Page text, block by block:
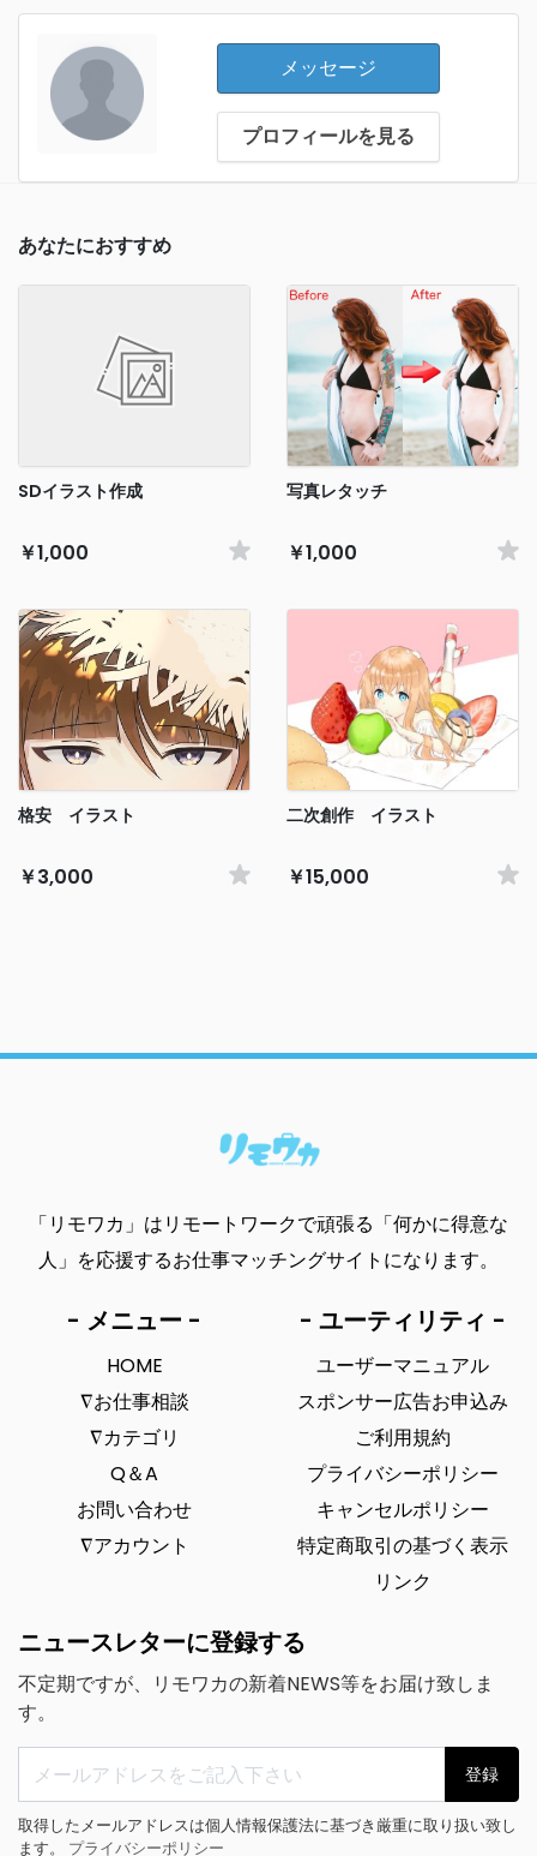
メッセージ
プロフィールを見る
あなたにおすすめ
SDイラスト作成
￥1,000
写真レタッチ
￥1,000
格安 イラスト
￥3,000
二次創作 イラスト
￥15,000
「リモワカ」はリモートワークで頑張る「何かに得意な
人」を応援するお仕事マッチングサイトになります。
- メニュー -
HOME
∇お仕事相談
∇カテゴリ
Q＆A
お問い合わせ
∇アカウント
- ユーティリティ -
ユーザーマニュアル
スポンサー広告お申込み
ご利用規約
プライバシーポリシー
キャンセルポリシー
特定商取引の基づく表示
リンク
ニュースレターに登録する
不定期ですが、リモワカの新着NEWS等をお届け致しま
す。
登録
取得したメールアドレスは個人情報保護法に基づき厳重に取り扱い致し
ます。 プライバシーポリシー